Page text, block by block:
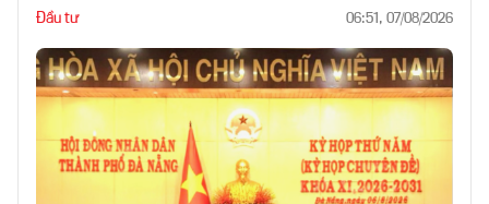
Đầu tư 06:51, 07/08/2026